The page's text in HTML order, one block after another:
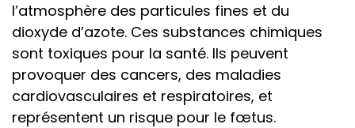
l’atmosphère des particules fines et du
dioxyde d’azote. Ces substances chimiques
sont toxiques pour la santé. Ils peuvent
provoquer des cancers, des maladies
cardiovasculaires et respiratoires, et
représentent un risque pour le fœtus.